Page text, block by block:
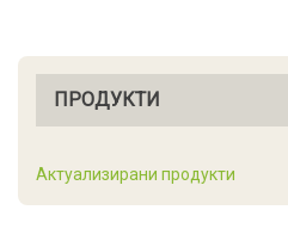
ПРОДУКТИ
Актуализирани продукти